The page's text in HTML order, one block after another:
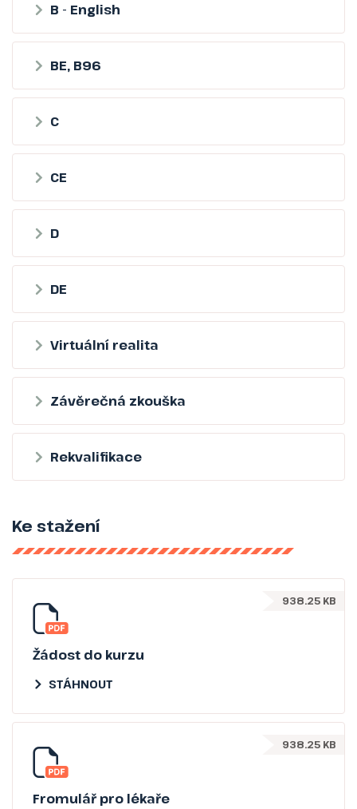
B - English
BE, B96
C
CE
D
DE
Virtuální realita
Závěrečná zkouška
Rekvalifikace
Ke stažení
938.25 KB
Žádost do kurzu
STÁHNOUT
938.25 KB
Fromulář pro lékaře